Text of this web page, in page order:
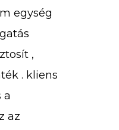
egység
,
. kliens
a
az